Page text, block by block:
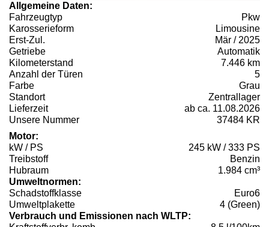
Allgemeine Daten:
Fahrzeugtyp
Pkw
Karosserieform
Limousine
Erst-Zul.
Mär / 2025
Getriebe
Automatik
Kilometerstand
7.446 km
Anzahl der Türen
5
Farbe
Grau
Standort
Zentrallager
Lieferzeit
ab ca. 11.08.2026
Unsere Nummer
37484 KR
Motor:
kW / PS
245 kW / 333 PS
Treibstoff
Benzin
Hubraum
1.984 cm³
Umweltnormen:
Schadstoffklasse
Euro6
Umweltplakette
4 (Green)
Verbrauch und Emissionen nach WLTP: